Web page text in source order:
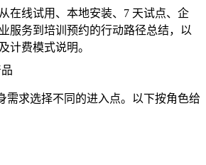
从在线试用、本地安装、7 天试点、企
业服务到培训预约的行动路径总结，以
及计费模式说明。
需求选择不同的进入点。以下按角色给